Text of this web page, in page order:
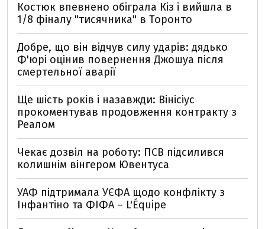
Костюк впевнено обіграла Кіз і вийшла в
1/8 фіналу "тисячника" в Торонто
Добре, що він відчув силу ударів: дядько
Ф'юрі оцінив повернення Джошуа після
смертельної аварії
Ще шість років і назавжди: Вінісіус
прокоментував продовження контракту з
Реалом
Чекає дозвіл на роботу: ПСВ підсилився
колишнім вінгером Ювентуса
УАФ підтримала УЄФА щодо конфлікту з
Інфантіно та ФІФА – L'Équipe